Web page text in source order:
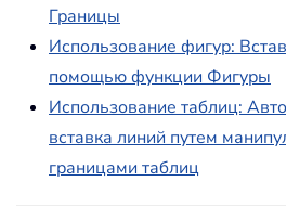
Границы
Использование фигур:
помощью функции Фигуры
Использование таблиц:
вставка линий путем
границами таблиц